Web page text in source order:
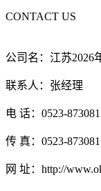
CONTACT US
公司名：江苏2026
联系人：张经理
电 话：0523-
传 真：0523-
网 址：http://